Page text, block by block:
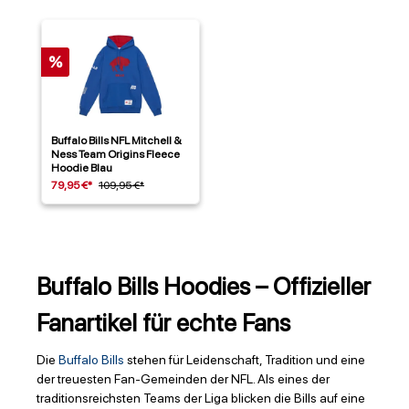
%
Buffalo Bills NFL Mitchell &
Ness Team Origins Fleece
Hoodie Blau
79,95 €* 109,95 €*
Buffalo Bills Hoodies – Offizieller
Fanartikel für echte Fans
Die Buffalo Bills stehen für Leidenschaft, Tradition und eine
der treuesten Fan-Gemeinden der NFL. Als eines der
traditionsreichsten Teams der Liga blicken die Bills auf eine